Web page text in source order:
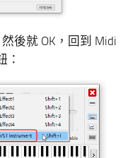
後就 OK，回到 Midi
：